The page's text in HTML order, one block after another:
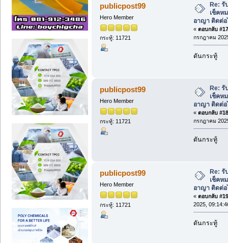
publicpost99
Hero Member
กระทู้: 11721
Re: รั
เช็คห
อาญา ติดต่อ
« ตอบกลับ
กรกฎาคม
ดันกระทู้
publicpost99
Hero Member
กระทู้: 11721
Re: รั
เช็คห
อาญา ติดต่อ
« ตอบกลับ
กรกฎาคม
ดันกระทู้
publicpost99
Hero Member
กระทู้: 11721
Re: รั
เช็คห
อาญา ติดต่อ
« ตอบกลับ
2025,
ดันกระทู้